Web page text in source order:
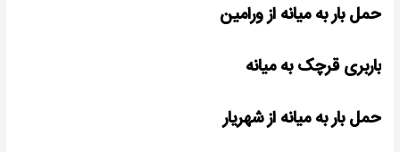
حمل بار به میانه از ورامین
باربری قرچک به میانه
حمل بار به میانه از شهریار